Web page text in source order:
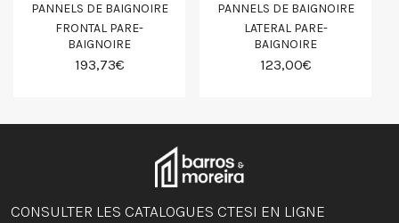
PANNELS DE BAIGNOIRE
FRONTAL PARE-
BAIGNOIRE
193,73€
PANNELS DE BAIGNOIRE
LATERAL PARE-
BAIGNOIRE
123,00€
CONSULTER LES CATALOGUES CTESI EN LIGNE